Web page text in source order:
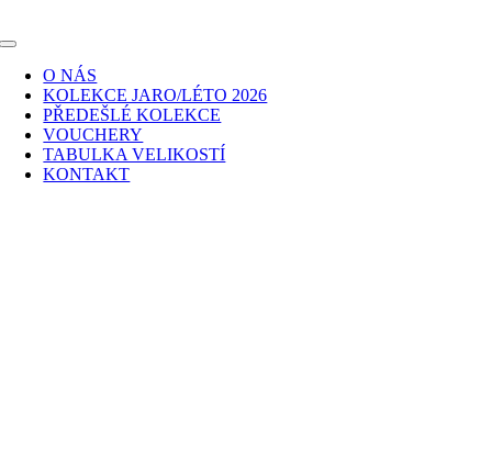
to
Toggle
Navigation
O NÁS
KOLEKCE JARO/LÉTO 2026
PŘEDEŠLÉ KOLEKCE
VOUCHERY
TABULKA VELIKOSTÍ
KONTAKT